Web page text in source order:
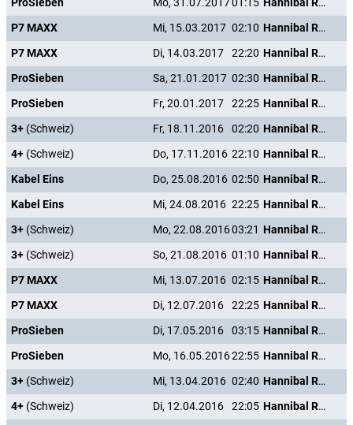
ProSieben Mo, 31.07.201701:15
Hannibal Rising - Wie alles begann
P7 MAXX
Mi, 15.03.2017 02:10
Hannibal Rising - Wie alles begann
P7 MAXX
Di, 14.03.2017 22:20
Hannibal Rising - Wie alles begann
ProSieben
Sa, 21.01.2017 02:30
Hannibal Rising - Wie alles begann
ProSieben
Fr, 20.01.2017 22:25
Hannibal Rising - Wie alles begann
3+ (Schweiz) Fr, 18.11.2016 02:20
Hannibal Rising - Wie alles begann
4+ (Schweiz) Do, 17.11.2016 22:10
Hannibal Rising - Wie alles begann
Kabel Eins
Do, 25.08.2016 02:50
Hannibal Rising - Wie alles begann
Kabel Eins
Mi, 24.08.2016 22:25
Hannibal Rising - Wie alles begann
3+ (Schweiz) Mo, 22.08.201603:21
Hannibal Rising - Wie alles begann
3+ (Schweiz) So, 21.08.2016 01:10
Hannibal Rising - Wie alles begann
P7 MAXX
Mi, 13.07.2016 02:15
Hannibal Rising - Wie alles begann
P7 MAXX
Di, 12.07.2016 22:25
Hannibal Rising - Wie alles begann
ProSieben
Di, 17.05.2016 03:15
Hannibal Rising - Wie alles begann
ProSieben
Mo, 16.05.201622:55
Hannibal Rising - Wie alles begann
3+ (Schweiz) Mi, 13.04.2016 02:40
Hannibal Rising - Wie alles begann
4+ (Schweiz) Di, 12.04.2016 22:05
Hannibal Rising - Wie alles begann